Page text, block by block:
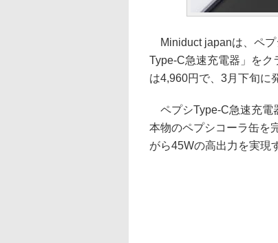
Miniduct japanは、ペプ
Type-C急速充電器」をク
は4,960円で、3月下旬に
ペプシType-C急速充電
本物のペプシコーラ缶を
がら45Wの高出力を実現